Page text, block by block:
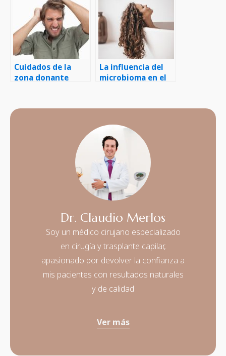
Cuidados de la
zona donante
La influencia del
microbioma en el
Dr. Claudio Merlos
Soy un médico cirujano especializado
en cirugía y trasplante capilar,
apasionado por devolver la confianza a
mis pacientes con resultados naturales
y de calidad
Ver más